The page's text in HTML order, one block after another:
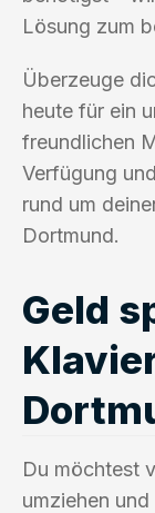
Lösung zum
Überzeuge
heute für ein
freundlichen
Verfügung
rund um
Dortmund.
Geld
Du möchtest
umziehen